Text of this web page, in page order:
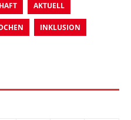
AKTUELL
INKLUSION